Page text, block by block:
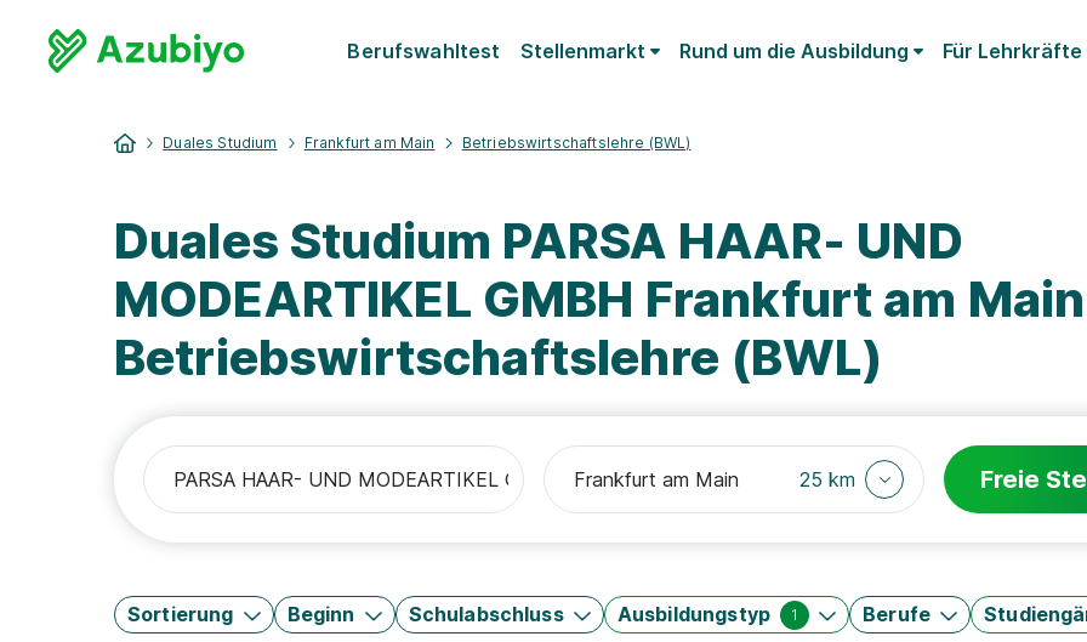
Berufswahltest Stellenmarkt Rund um die Ausbildung Für Lehrkräfte
Duales Studium Frankfurt am Main Betriebswirtschaftslehre (BWL)
Duales Studium PARSA HAAR- UND
MODEARTIKEL GMBH Frankfurt am Main
Betriebswirtschaftslehre (BWL)
25 km Freie
Sortierung Beginn Schulabschluss Ausbildungstyp 1 Berufe